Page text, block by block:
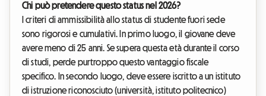
Chi può pretendere questo status nel 2026?
I criteri di ammissibilità allo status di studente fuori sede
sono rigorosi e cumulativi. In primo luogo, il giovane deve
avere meno di 25 anni. Se supera questa età durante il corso
di studi, perde purtroppo questo vantaggio fiscale
specifico. In secondo luogo, deve essere iscritto a un istituto
di istruzione riconosciuto (università, istituto politecnico)